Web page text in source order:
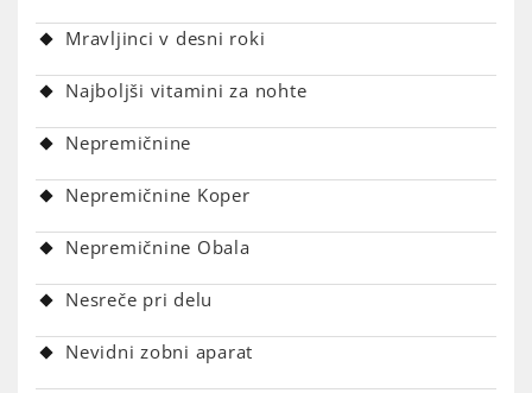
Mravljinci v desni roki
Najboljši vitamini za nohte
Nepremičnine
Nepremičnine Koper
Nepremičnine Obala
Nesreče pri delu
Nevidni zobni aparat